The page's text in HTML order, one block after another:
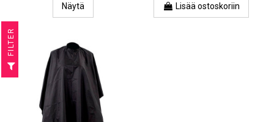
Näytä
Lisää ostoskoriin
R